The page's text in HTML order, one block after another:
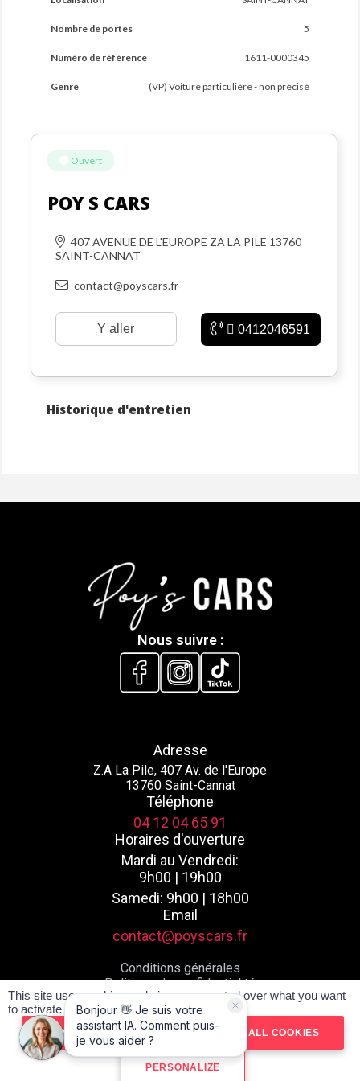
12 mois incluse !
- PACK ELITE : Frais de Mise à la Route + Garantie 24
mois (ou 36 mois mensualisée) incluse !
essai routier !
Citroën C3, Volkswagen Polo, Toyota Yaris, Ford
Sandero, Mini Cooper, Audi A1, BMW série 1, Nissan
Micra, Seat Ibiza
entant qu'intérmédiare entre particuliers.
- Possibilité d'acheter en ligne sur notre site
www.poyscars.fr
- Achat à distance avec signature électronique
- Livraison à domicile partout en France
- Reprise de votre véhicule (Pas systématique,
uniquement selon nos critères de sélection, après
- Recherche personnalisée
- Paiement sécurisé via compte séquestre
Nombre de portes 5
Numéro de référence 1611-0000345
Genre (VP) Voiture particulière - non précisé
Ouvert
POY S CARS
407 AVENUE DE L'EUROPE ZA LA PILE 13760
SAINT-CANNAT
contact@poyscars.fr
Y aller 0412046591
Historique d'entretien
Nous suivre :
Adresse
Z.A La Pile, 407 Av. de l'Europe
13760 Saint-Cannat
Téléphone
04 12 04 65 91
Horaires d'ouverture
Mardi au Vendredi:
9h00 | 19h00
Samedi: 9h00 | 18h00
Email
contact@poyscars.fr
Conditions générales
Politique de confidentialité
Mentions légales
Plan du site
Réalisé par spider-vo
This site uses cookies and gives you control over what you want
to activate
OK, ACCEPT ALL DENY ALL COOKIES
PERSONALIZE